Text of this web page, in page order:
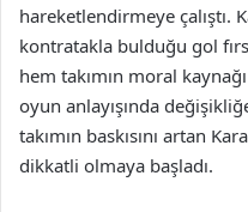
hareketlendirmeye çalıştı.
kontratakla bulduğu gol
hem takımın moral
oyun anlayışında
takımın baskısını artan
dikkatli olmaya başladı.